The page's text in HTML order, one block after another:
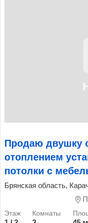
Продаю двушку
отоплением
потолки с
Брянская область,